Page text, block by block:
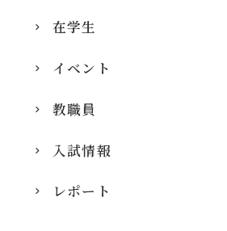
在学生
イベント
教職員
入試情報
レポート